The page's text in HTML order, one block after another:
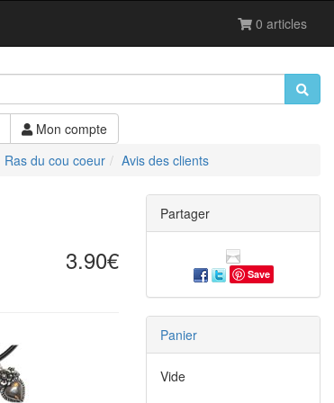
0 articles
Mon compte
Ras du cou coeur Avis des clients
3.90€
Partager
Save
Panier
Vide